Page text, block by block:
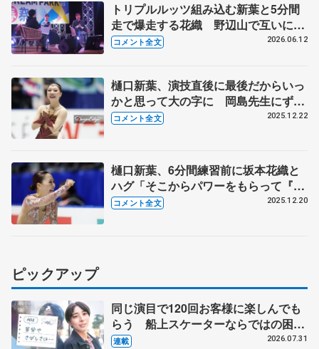
トリプルルッツ組み込む新葉と5分間
走で爆走する花織 野辺山で互いに
「すごすぎる」【坂本花織・樋口新葉
コメント全文 2026.06.12
樋口新葉、演技直後に最後だからいっ
かと思って大の字に 岡島先生にずっ
と手を握られていて泣きそうになった
コメント全文 2025.12.22
樋口新葉、6分間練習前に坂本花織と
ハグ「そこからパワーをもらって『よ
し頑張るぞ！』と」【全日本フィギュ
コメント全文 2025.12.20
ピックアップ
同じ演目で120回お客様に楽しんでも
らう 船上スケーターならではの困難
とは 影響あったPIW前キャプテン松
連載 2026.07.31